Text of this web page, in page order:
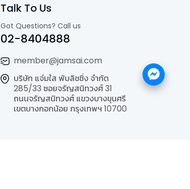
Talk To Us
Got Questions? Call us
02-8404888
member@jamsai.com
บริษัท แจ่มใส พับลิชชิ่ง จำกัด
285/33 ซอยจรัญสนิทวงศ์ 31
ถนนจรัญสนิทวงศ์ แขวงบางขุนศรี
เขตบางกอกน้อย กรุงเทพฯ 10700